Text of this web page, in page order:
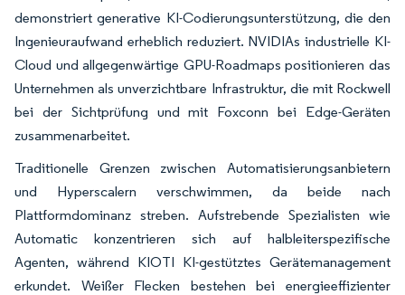
demonstriert generative KI-Codierungsunterstützung, die den
Ingenieuraufwand erheblich reduziert. NVIDIAs industrielle KI-
Cloud und allgegenwärtige GPU-Roadmaps positionieren das
Unternehmen als unverzichtbare Infrastruktur, die mit Rockwell
bei der Sichtprüfung und mit Foxconn bei Edge-Geräten
zusammenarbeitet.
Traditionelle Grenzen zwischen Automatisierungsanbietern
und Hyperscalern verschwimmen, da beide nach
Plattformdominanz streben. Aufstrebende Spezialisten wie
Automatic konzentrieren sich auf halbleiterspezifische
Agenten, während KIOTI KI-gestütztes Gerätemanagement
erkundet. Weißer Flecken bestehen bei energieeffizienter